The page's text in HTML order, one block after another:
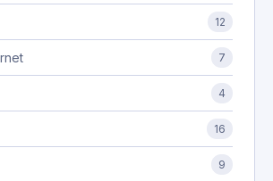
12
7
4
16
9